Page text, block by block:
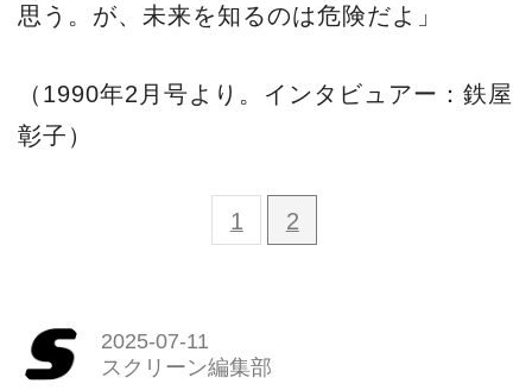
思う。が、未来を知るのは危険だよ」
（1990年2月号より。インタビュアー：鉄屋
彰子）
1 2
2025-07-11
スクリーン編集部